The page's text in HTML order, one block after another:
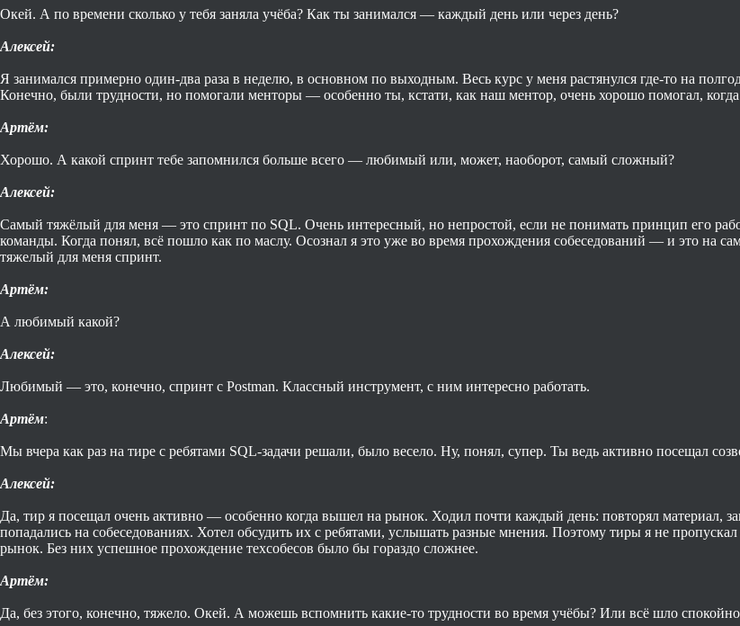
Окей. А по времени сколько у тебя заняла учёба? Как ты занимался — каждый день или через день?
Алексей:
Я занимался примерно один-два раза в неделю, в основном по выходным. Весь курс у меня растянулся где-то на
Конечно, были трудности, но помогали менторы — особенно ты, кстати, как наш ментор, очень хорошо помогал,
Артём:
Хорошо. А какой спринт тебе запомнился больше всего — любимый или, может, наоборот, самый сложный?
Алексей:
Самый тяжёлый для меня — это спринт по SQL. Очень интересный, но непростой, если не понимать принцип его
команды. Когда понял, всё пошло как по маслу. Осознал я это уже во время прохождения собеседований — и это на
тяжелый для меня спринт.
Артём:
А любимый какой?
Алексей:
Любимый — это, конечно, спринт с Postman. Классный инструмент, с ним интересно работать.
Артём:
Мы вчера как раз на тире с ребятами SQL-задачи решали, было весело. Ну, понял, супер. Ты ведь активно посещал
Алексей:
Да, тир я посещал очень активно — особенно когда вышел на рынок. Ходил почти каждый день: повторял материал,
попадались на собеседованиях. Хотел обсудить их с ребятами, услышать разные мнения. Поэтому тиры я не
рынок. Без них успешное прохождение техсобесов было бы гораздо сложнее.
Артём:
Да, без этого, конечно, тяжело. Окей. А можешь вспомнить какие-то трудности во время учёбы? Или всё шло